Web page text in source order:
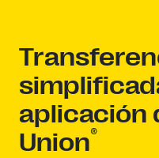
aplicación
Union®